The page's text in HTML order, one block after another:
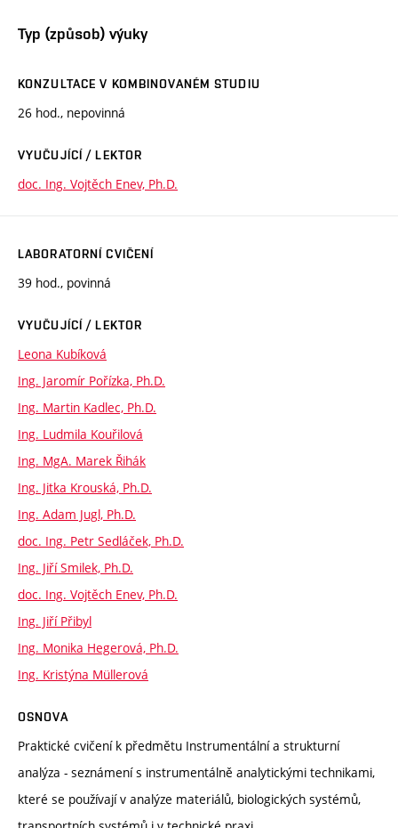
Typ (způsob) výuky
KONZULTACE V KOMBINOVANÉM STUDIU
26 hod., nepovinná
VYUČUJÍCÍ / LEKTOR
doc. Ing. Vojtěch Enev, Ph.D.
LABORATORNÍ CVIČENÍ
39 hod., povinná
VYUČUJÍCÍ / LEKTOR
Leona Kubíková
Ing. Jaromír Pořízka, Ph.D.
Ing. Martin Kadlec, Ph.D.
Ing. Ludmila Kouřilová
Ing. MgA. Marek Řihák
Ing. Jitka Krouská, Ph.D.
Ing. Adam Jugl, Ph.D.
doc. Ing. Petr Sedláček, Ph.D.
Ing. Jiří Smilek, Ph.D.
doc. Ing. Vojtěch Enev, Ph.D.
Ing. Jiří Přibyl
Ing. Monika Hegerová, Ph.D.
Ing. Kristýna Müllerová
OSNOVA
Praktické cvičení k předmětu Instrumentální a strukturní
analýza - seznámení s instrumentálně analytickými technikami,
které se používají v analýze materiálů, biologických systémů,